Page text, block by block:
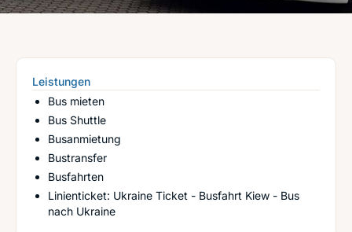
Leistungen
Bus mieten
Bus Shuttle
Busanmietung
Bustransfer
Busfahrten
Linienticket: Ukraine Ticket - Busfahrt Kiew - Bus
nach Ukraine